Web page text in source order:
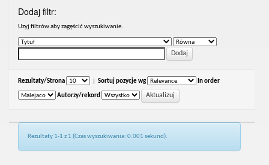
Dodaj filtr:
Uzyj filtrów aby zagęścić wyszukiwanie.
Rezultaty/Strona Sortuj pozycje wg In order
Autorzy/rekord
Rezultaty 1-1 z 1 (Czas wyszukiwania: 0.001 sekund).